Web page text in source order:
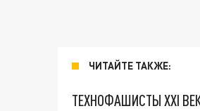
ЧИТАЙТЕ ТАКЖЕ:
ТЕХНОФАШИСТЫ XXI